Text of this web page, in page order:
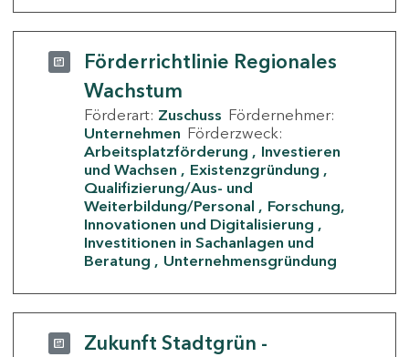
Förderrichtlinie Regionales
Wachstum
Förderart: Zuschuss Fördernehmer:
Unternehmen Förderzweck:
Arbeitsplatzförderung
Investieren
und Wachsen
Existenzgründung
Qualifizierung/Aus- und
Weiterbildung/Personal
Forschung,
Innovationen und Digitalisierung
Investitionen in Sachanlagen und
Beratung
Unternehmensgründung
Zukunft Stadtgrün -